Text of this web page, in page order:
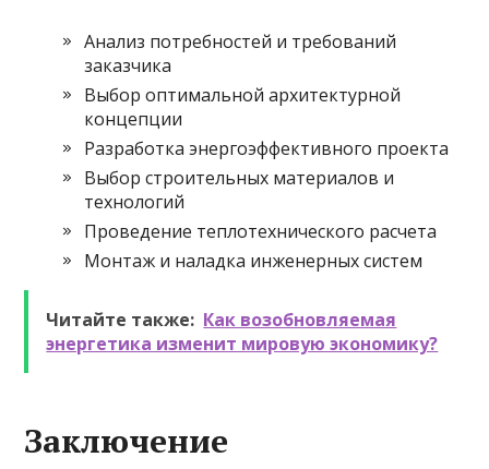
Анализ потребностей и требований
заказчика
Выбор оптимальной архитектурной
концепции
Разработка энергоэффективного проекта
Выбор строительных материалов и
технологий
Проведение теплотехнического расчета
Монтаж и наладка инженерных систем
Читайте также: Как возобновляемая
энергетика изменит мировую экономику?
Заключение